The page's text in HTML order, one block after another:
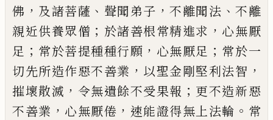
佛 ， 及諸菩薩 、 聲聞弟子 ，不離聞法 、不離
親近供養眾僧 ； 於諸善根常精進求 ， 心無厭
足 ； 常於菩提種種行願 ， 心無厭足 ； 常於一
切先所造作惡不善業 ， 以聖金剛堅利法智 ，
摧壞散滅 ， 令無遺餘不受果報 ； 更不造新惡
不善業 ， 心無厭倦 ， 速能證得無上法輪 。 常